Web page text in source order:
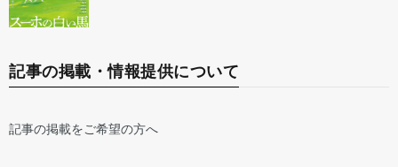
記事の掲載・情報提供について
記事の掲載をご希望の方へ